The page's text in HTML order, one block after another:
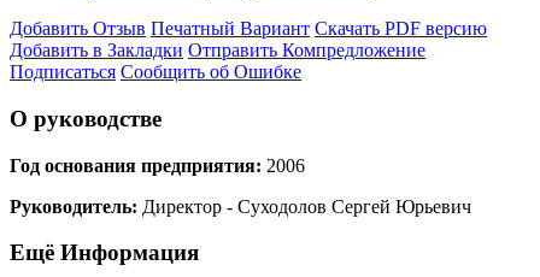
Добавить Отзыв Печатный Вариант Скачать PDF версию
Добавить в Закладки Отправить Компредложение
Подписаться Сообщить об Ошибке
О руководстве
Год основания предприятия: 2006
Руководитель: Директор - Суходолов Сергей Юрьевич
Ещё Информация